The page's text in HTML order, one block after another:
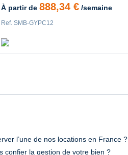
À partir de888,34 € /semaine
Ref. SMB-GYPC12
l’une de nos locations en France ?
confier la gestion de votre bien ?